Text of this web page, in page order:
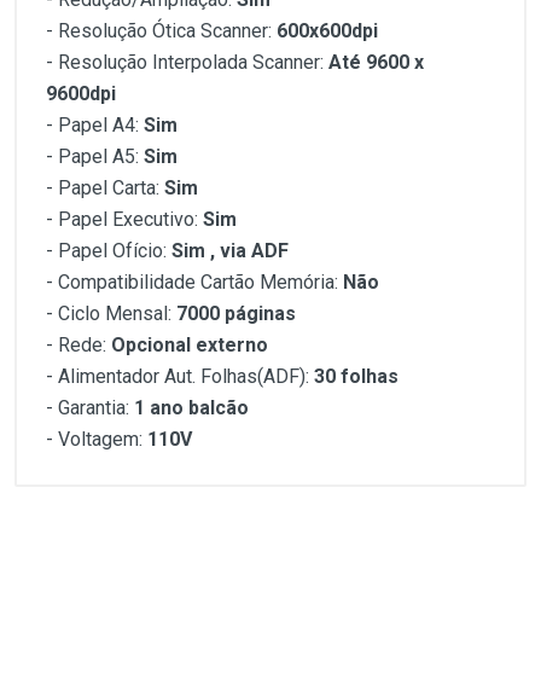
- Resolução Ótica Scanner: 600x600dpi
- Resolução Interpolada Scanner: Até 9600 x
9600dpi
- Papel A4: Sim
- Papel A5: Sim
- Papel Carta: Sim
- Papel Executivo: Sim
- Papel Ofício: Sim , via ADF
- Compatibilidade Cartão Memória: Não
- Ciclo Mensal: 7000 páginas
- Rede: Opcional externo
- Alimentador Aut. Folhas(ADF): 30 folhas
- Garantia: 1 ano balcão
- Voltagem: 110V